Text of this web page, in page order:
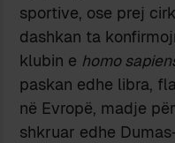
sportive, ose prej
dashkan ta
klubin e homo
paskan edhe libra,
në Evropë, madje
shkruar edhe